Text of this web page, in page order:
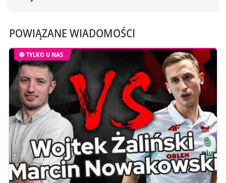
POWIĄZANE WIADOMOŚCI
TYLKO U NAS